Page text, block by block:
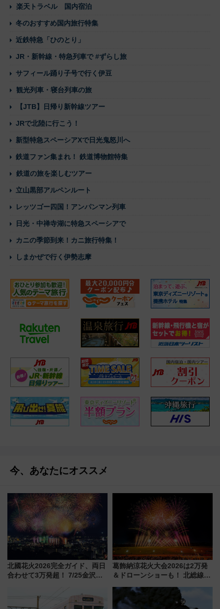
楽天トラベル 国内宿泊
冬のおすすめ国内旅行特集
近鉄特急「ひのとり」
JR・新幹線・特急列車で #ずらし旅
サフィール踊り子号で行く伊豆
観光列車・寝台列車の旅
【JTB】日帰り新幹線ツアー
JRで北陸に行こう！
新型特急スペーシアXで日光鬼怒川へ
鉄道ファン集まれ！ 鉄道博物館特集
鉄道の旅を楽しむツアー
立山黒部アルペンルート
レッツゴー四国！アンパンマン列車
日光・中禅寺湖に特急スペーシアで
カニの季節到来！カニ旅行特集！
しまかぜで行く伊勢志摩
今、あなたにオススメ
北國花火2026完全ガイド、両日
合わせて3万発超！ 7/25金沢大
会の日程・アクセス・観覧席ま
葛飾納涼花火大会2026は2万発
＆ドローンショーも！ 北総線を
車、観覧スポット情報と周辺観
光まとめ（7/28開催）